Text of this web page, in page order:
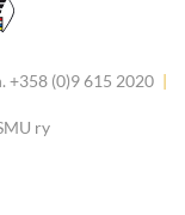
+358 (0)9 615 2020 |
ry